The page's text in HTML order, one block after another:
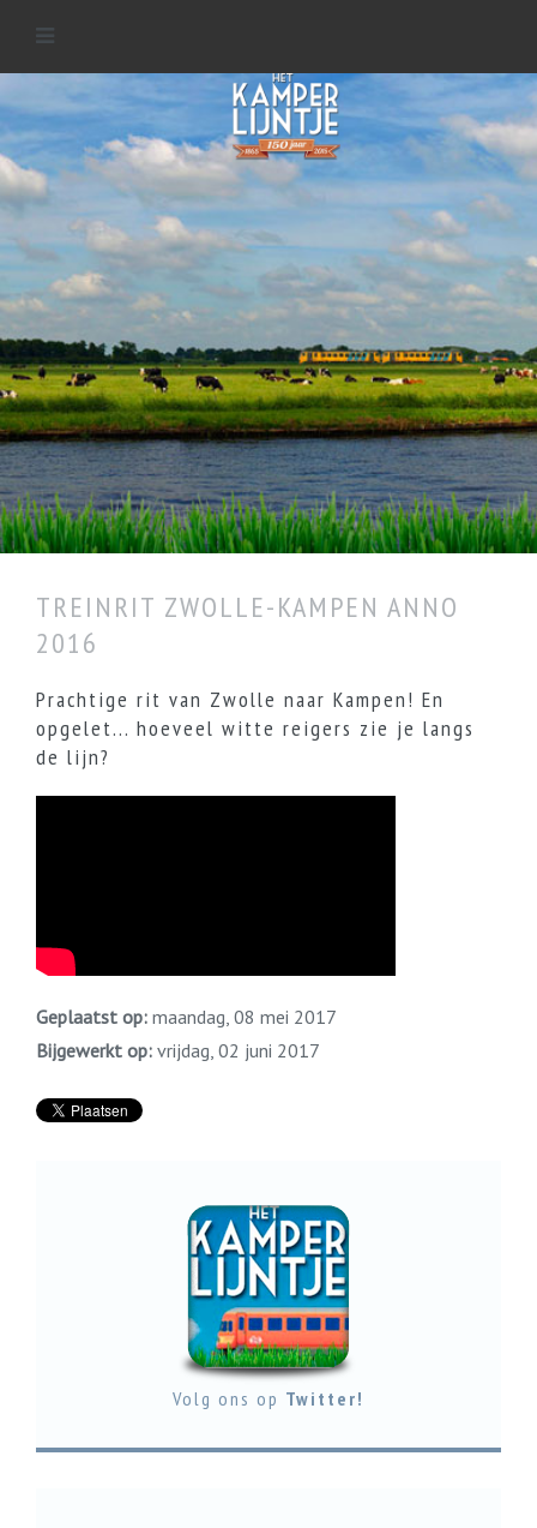
IJsseldelta
MEER INFORMATIE
TREINRIT ZWOLLE-KAMPEN ANNO
2016
Prachtige rit van Zwolle naar Kampen! En
opgelet... hoeveel witte reigers zie je langs
de lijn?
Geplaatst op: maandag, 08 mei 2017
Bijgewerkt op: vrijdag, 02 juni 2017
Volg ons op Twitter!